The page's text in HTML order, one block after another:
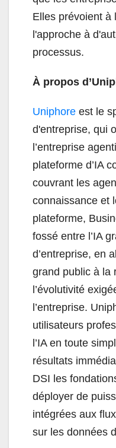
Elles prévoient à
l'approche à
processus.
À propos
Uniphore est le
d'entreprise, qui
l’entreprise
plateforme d’IA
couvrant les
connaissance et
plateforme,
fossé entre l’IA
d’entreprise, en
grand public à la
l’évolutivité
l’entreprise.
utilisateurs
l’IA en toute
résultats
DSI les
déployer de
intégrées aux
sur les données